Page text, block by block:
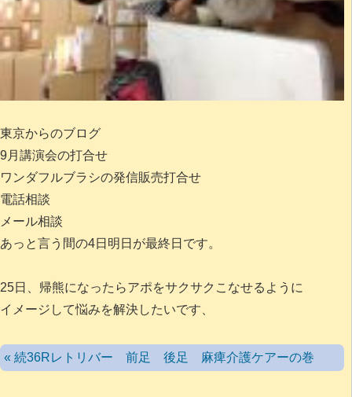
東京からのブログ
9月講演会の打合せ
ワンダフルブラシの発信販売打合せ
電話相談
メール相談
あっと言う間の4日明日が最終日です。
25日、帰熊になったらアポをサクサクこなせるように
イメージして悩みを解決したいです、
« 続36Rレトリバー 前足 後足 麻痺介護ケアーの巻